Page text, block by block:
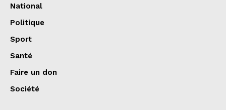
National
Politique
Sport
Santé
Faire un don
Société